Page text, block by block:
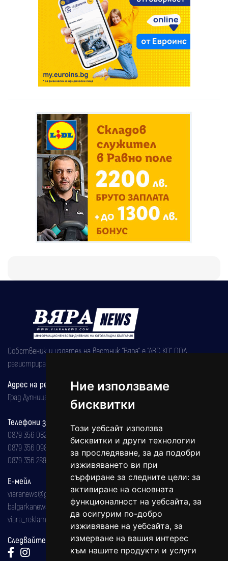
Ние използваме
бисквитки
Този уебсайт използва
бисквитки и други технологии
за проследяване, за да подобри
изживяването ви при
сърфиране за следните цели: за
активиране на основната
функционалност на уебсайта, за
да осигурим по-добро
изживяване на уебсайта, за
измерване на вашия интерес
към нашите продукти и услуги
Собственик и издател на вестник "Вяра" е "АВС КО" ООД,
регистрирана на 08.05.2002 година.
Адрес на редакцията
Град Дупница, ул.''Христо Ботев" 43
Телефони за реклама и абонаменти
0879 356 082
0879 356 098
0879 356 289
Е-мейл
viaranews@gmail.com
balgarkanews@gmail.com
viara_reklama@mail.bg
Следвайте ни: